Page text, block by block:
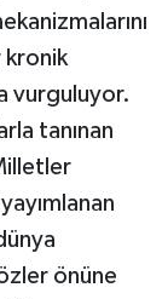
vurguluyor.
tanınan
önüne